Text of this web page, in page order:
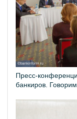
Пресс-
банкиров.